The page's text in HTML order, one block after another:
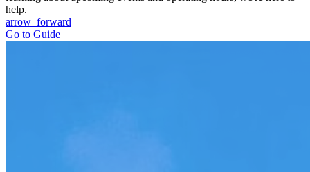
help.
arrow_forward
Go to Guide